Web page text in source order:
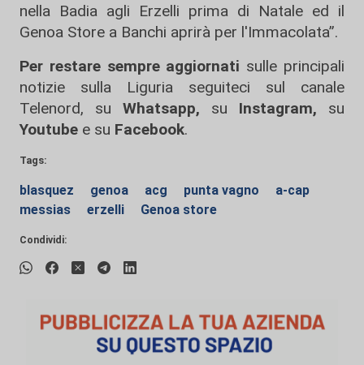
nella Badia agli Erzelli prima di Natale ed il
Genoa Store a Banchi aprirà per l'Immacolata”.
Per restare sempre aggiornati sulle principali
notizie sulla Liguria seguiteci sul canale
Telenord, su
Whatsapp, su Instagram, su
Youtube e su Facebook.
Tags:
blasquez genoa acg punta vagno
a-cap
messias
erzelli Genoa store
Condividi: